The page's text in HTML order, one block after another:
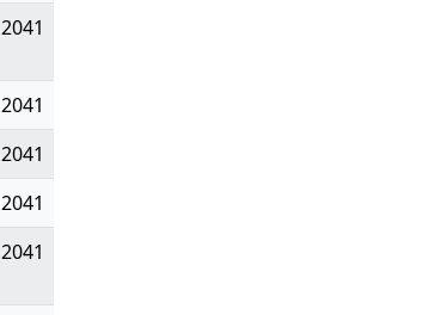
2041
2041
2041
2041
2041